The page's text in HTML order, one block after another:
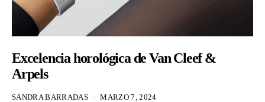
Excelencia horológica de Van Cleef &
Arpels
SANDRA BARRADAS MARZO 7, 2024